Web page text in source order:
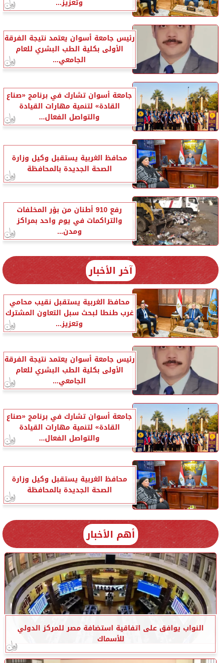
وتعزيز...
رئيس جامعة أسوان يعتمد نتيجة الفرقة
الأولى بكلية الطب البشري للعام
الجامعي...
جامعة أسوان تشارك في برنامج «صناع
القادة» لتنمية مهارات القيادة
والتواصل الفعال...
محافظ الغربية يستقبل وكيل وزارة
الصحة الجديدة بالمحافظة
رفع 910 أطنان من بؤر المخلفات
والتراكمات في يوم واحد بمراكز
ومدن...
آخر الأخبار
محافظ الغربية يستقبل نقيب محامي
غرب طنطا لبحث سبل التعاون المشترك
وتعزيز...
رئيس جامعة أسوان يعتمد نتيجة الفرقة
الأولى بكلية الطب البشري للعام
الجامعي...
جامعة أسوان تشارك في برنامج «صناع
القادة» لتنمية مهارات القيادة
والتواصل الفعال...
محافظ الغربية يستقبل وكيل وزارة
الصحة الجديدة بالمحافظة
أهم الأخبار
النواب يوافق على اتفاقية استضافة مصر للمركز الدولي
للأسماك